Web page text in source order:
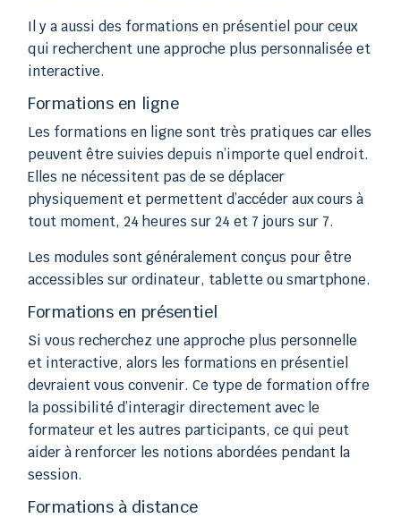
Il y a aussi des formations en présentiel pour ceux
qui recherchent une approche plus personnalisée et
interactive.
Formations en ligne
Les formations en ligne sont très pratiques car elles
peuvent être suivies depuis n’importe quel endroit.
Elles ne nécessitent pas de se déplacer
physiquement et permettent d’accéder aux cours à
tout moment, 24 heures sur 24 et 7 jours sur 7.
Les modules sont généralement conçus pour être
accessibles sur ordinateur, tablette ou smartphone.
Formations en présentiel
Si vous recherchez une approche plus personnelle
et interactive, alors les formations en présentiel
devraient vous convenir. Ce type de formation offre
la possibilité d’interagir directement avec le
formateur et les autres participants, ce qui peut
aider à renforcer les notions abordées pendant la
session.
Formations à distance